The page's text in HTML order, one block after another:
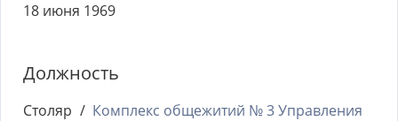
18 июня 1969
Должность
Столяр
Комплекс общежитий № 3 Управления